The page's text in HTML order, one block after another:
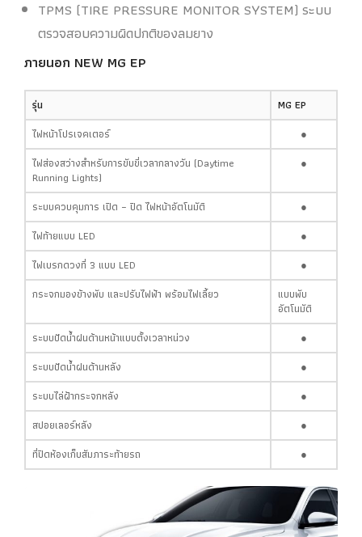
TPMS (TIRE PRESSURE MONITOR SYSTEM) ระบบ
ตรวจสอบความผิดปกติของลมยาง
ภายนอก NEW MG EP
รุ่น
MG EP
ไฟหน้าโปรเจคเตอร์
●
ไฟส่องสว่างสำหรับการขับขี่เวลากลางวัน (Daytime
Running Lights)
●
ระบบควบคุมการ เปิด – ปิด ไฟหน้าอัตโนมัติ
●
ไฟท้ายแบบ LED
●
ไฟเบรกดวงที่ 3 แบบ LED
●
กระจกมองข้างพับ และปรับไฟฟ้า พร้อมไฟเลี้ยว
แบบพับ
อัตโนมัติ
ระบบปัดน้ำฝนด้านหน้าแบบตั้งเวลาหน่วง
●
ระบบปัดน้ำฝนด้านหลัง
●
ระบบไล่ฝ้ากระจกหลัง
●
สปอยเลอร์หลัง
●
ที่ปิดห้องเก็บสัมภาระท้ายรถ
●